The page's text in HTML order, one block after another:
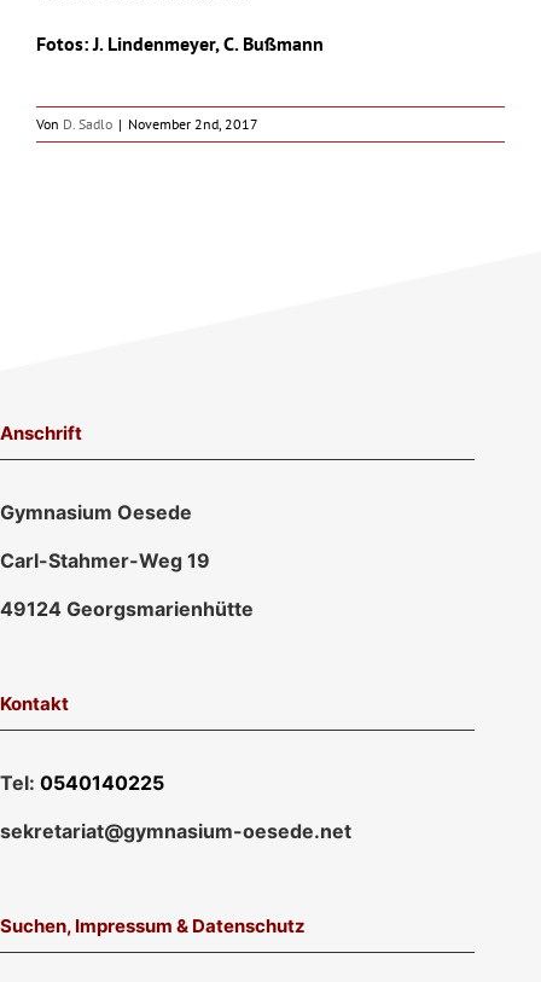
Fotos: J. Lindenmeyer, C. Bußmann
Von D. Sadlo | November 2nd, 2017
Anschrift
Gymnasium Oesede
Carl-Stahmer-Weg 19
49124 Georgsmarienhütte
Kontakt
Tel: 0540140225
sekretariat@gymnasium-oesede.net
Suchen, Impressum & Datenschutz